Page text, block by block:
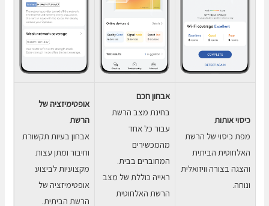
כיסוי אותות
מפת כיסוי של הרשת
האלחוטית הביתית
והצגה בצורה וויזואלית
ונוחה.
אבחון חכם
בחינת מצב הרשת
עבור כל אחד
מהמכשירים
המחוברים בבית.
ראייה כוללת של מצב
הרשת האלחוטית
אופטימיזציה של
הרשת
אבחון בעיות תקשורת
וחיבור ומתן עצות
מקצועיות לביצוע
אופטימיזציה של
הרשת הביתית.